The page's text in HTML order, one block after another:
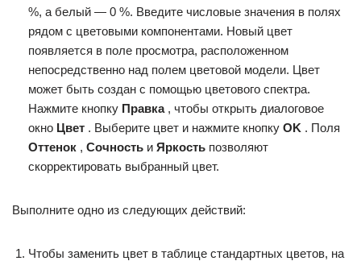
%, а белый — 0 %. Введите числовые значения в полях
рядом с цветовыми компонентами. Новый цвет
появляется в поле просмотра, расположенном
непосредственно над полем цветовой модели. Цвет
может быть создан с помощью цветового спектра.
Нажмите кнопку Правка, чтобы открыть диалоговое
окно Цвет . Выберите цвет и нажмите кнопку OK . Поля
Оттенок , Сочность и Яркость позволяют
скорректировать выбранный цвет.
Выполните одно из следующих действий:
Чтобы заменить цвет в таблице стандартных цветов, на